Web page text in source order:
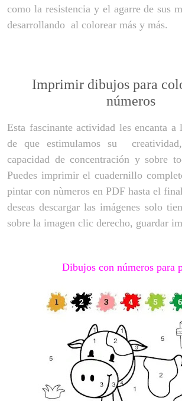
como la resistencia y el agarre de sus
desarrollando al colorear más y más.
Imprimir dibujos para
números
Esta fascinante actividad les encanta a
de que estimulamos su
capacidad de concentración y sobre
Puedes imprimir el cuadernillo
pintar con nùmeros en PDF hasta el
deseas descargar las imágenes solo
sobre la imagen clic derecho, guardar
Dibujos con números para